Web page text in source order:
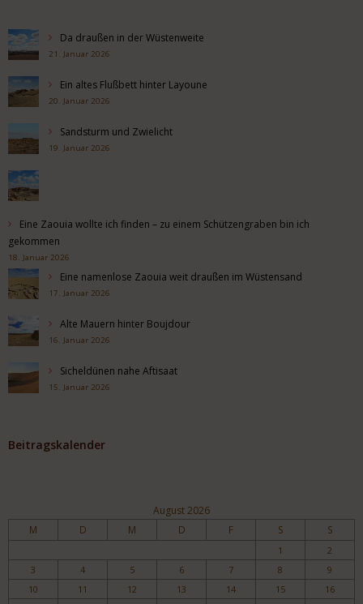
Da draußen in der Wüstenweite
21. Januar 2026
Ein altes Flußbett hinter Layoune
20. Januar 2026
Sandsturm und Zwielicht
19. Januar 2026
Eine Zaouia wollte ich finden – zu einem Schützengraben bin ich
gekommen
18. Januar 2026
Eine namenlose Zaouia weit draußen im Wüstensand
17. Januar 2026
Alte Mauern hinter Boujdour
16. Januar 2026
Sicheldünen nahe Aftisaat
15. Januar 2026
Beitragskalender
August 2026
M D M D F S S
1
2
3
4 5 6 7 8
9
10
11 12 13 14 15
16